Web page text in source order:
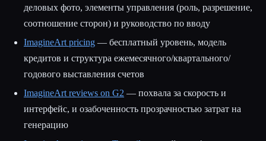
деловых фото, элементы управления (роль, разрешение,
соотношение сторон) и руководство по вводу
ImagineArt pricing — бесплатный уровень, модель
кредитов и структура ежемесячного/квартального/
годового выставления счетов
ImagineArt reviews on G2 — похвала за скорость и
интерфейс, и озабоченность прозрачностью затрат на
генерацию